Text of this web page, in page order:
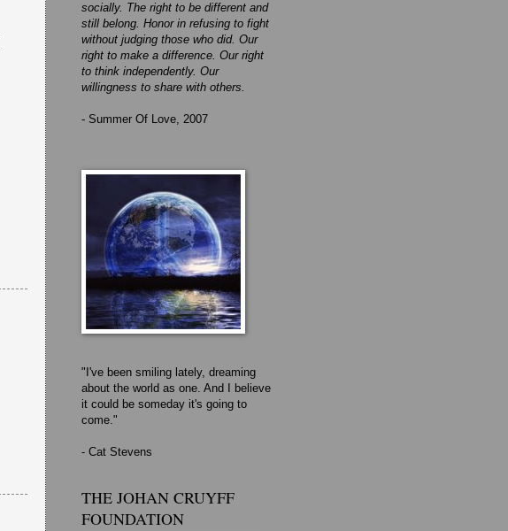
socially. The right to be different and
still belong. Honor in refusing to fight
without judging those who did. Our
right to make a difference. Our right
to think independently. Our
willingness to share with others.
- Summer Of Love, 2007
"I've been smiling lately, dreaming
about the world as one. And I believe
it could be someday it's going to
come."
- Cat Stevens
THE JOHAN CRUYFF
FOUNDATION